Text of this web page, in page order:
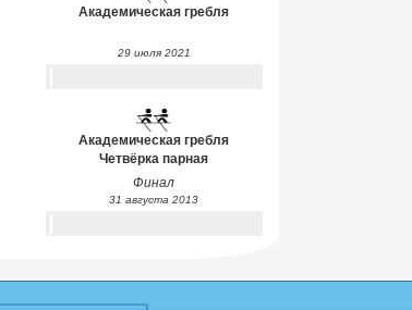
Академическая гребля
29 июля 2021
Академическая гребля
Четвёрка парная
Финал
31 августа 2013